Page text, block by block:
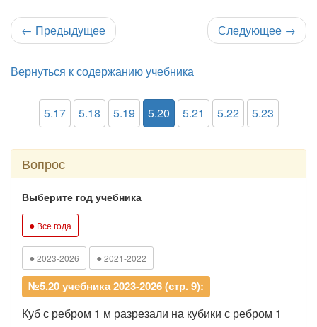
← Предыдущее Следующее →
Вернуться к содержанию учебника
5.17 5.18 5.19 5.20 5.21 5.22 5.23
Вопрос
Выберите год учебника
● Все года
● 2023-2026 ● 2021-2022
№5.20 учебника 2023-2026 (стр. 9):
Куб с ребром 1 м разрезали на кубики с ребром 1